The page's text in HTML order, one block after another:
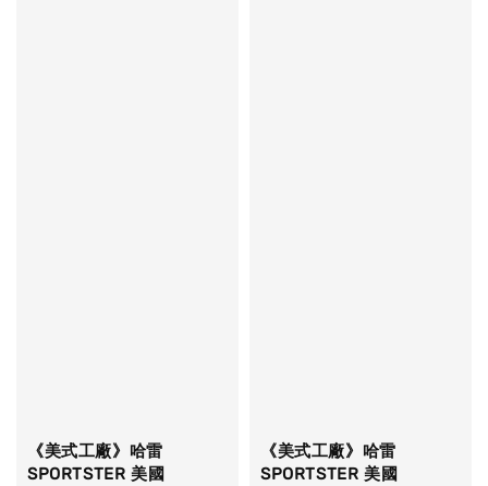
《美式工廠》哈雷
SPORTSTER 美國
《美式工廠》哈雷
SPORTSTER 美國